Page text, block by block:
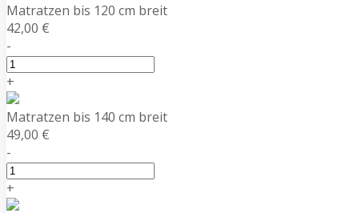
Matratzen bis 120 cm breit
42,00 €
-
+
Matratzen bis 140 cm breit
49,00 €
-
+